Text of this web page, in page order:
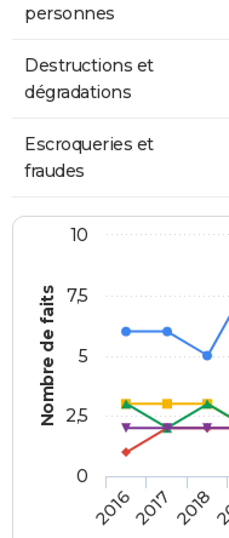
personnes
Destructions et
dégradations
Escroqueries et
fraudes
Nombre de faits
20162017 2018
0
2,5
5
7,5
10